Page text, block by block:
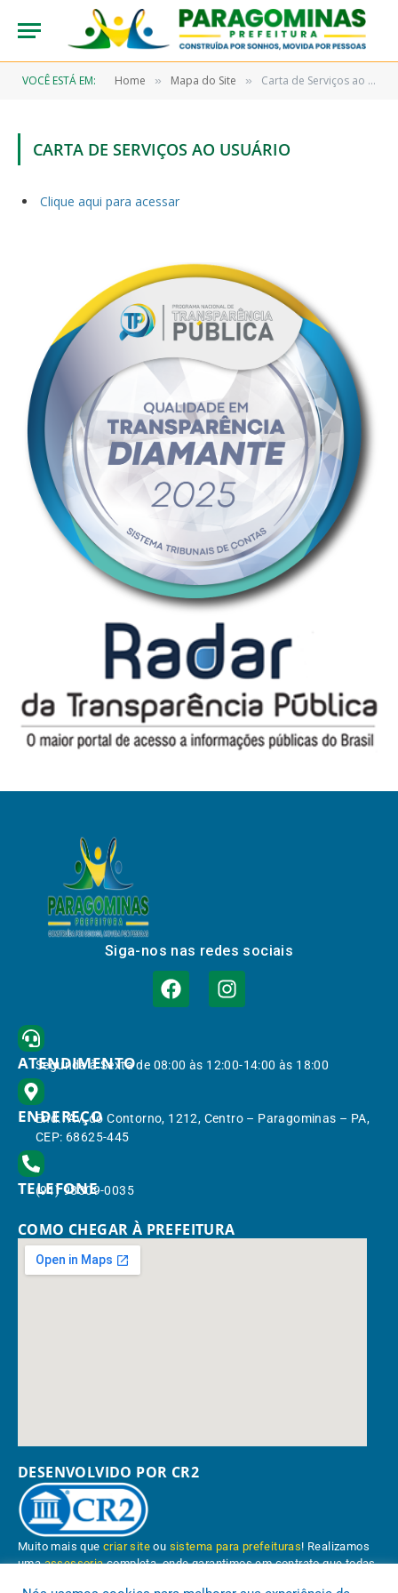
VOCÊ ESTÁ EM: Home » Mapa do Site » Carta de Serviços ao Usuário
CARTA DE SERVIÇOS AO USUÁRIO
Clique aqui para acessar
Siga-nos nas redes sociais
ATENDIMENTO
Segunda à Sexta de 08:00 às 12:00-14:00 às 18:00
ENDEREÇO
End.: Av. do Contorno, 1212, Centro – Paragominas – PA,
CEP: 68625-445
TELEFONE
(91) 98309-0035
COMO CHEGAR À PREFEITURA
DESENVOLVIDO POR CR2
Muito mais quecriar site ou sistema para prefeituras! Realizamos
umaassessoriacompleta, onde garantimos em contrato que todas